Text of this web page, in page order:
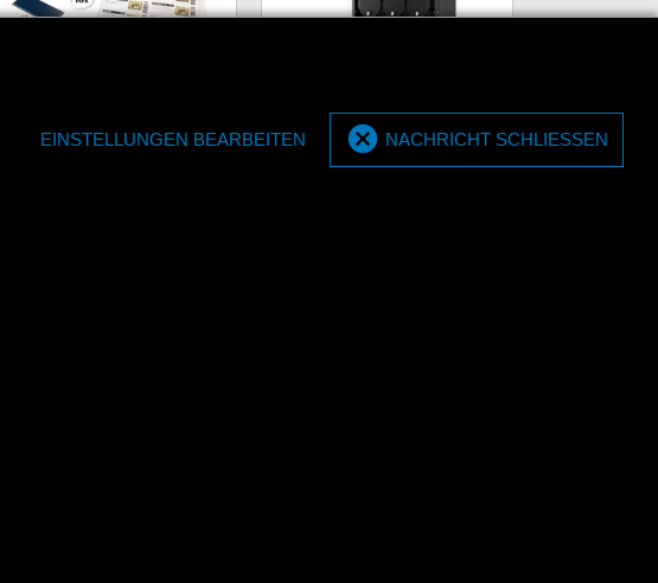
EINSTELLUNGEN BEARBEITEN NACHRICHT SCHLIESSEN
Tap set E4040L display
MPM-Display komplett 5x 20
+ 6x 60 Liter
MPM Display komplett mit Tropfschale